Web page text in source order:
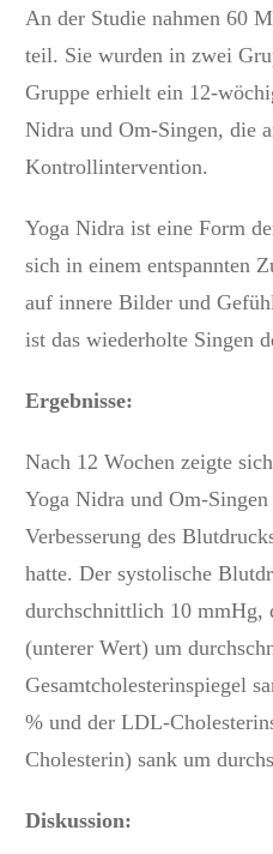
An der Studie nahmen 60
teil. Sie wurden in zwei
Gruppe erhielt ein 12-
Nidra und Om-Singen, die
Kontrollintervention.
Yoga Nidra ist eine Form
sich in einem entspannten
auf innere Bilder und
ist das wiederholte Singen
Ergebnisse:
Nach 12 Wochen zeigte
Yoga Nidra und Om-
Verbesserung des
hatte. Der systolische
durchschnittlich 10 mmHg,
(unterer Wert) um
Gesamtcholesterinspiegel
% und der LDL-
Cholesterin) sank um
Diskussion: